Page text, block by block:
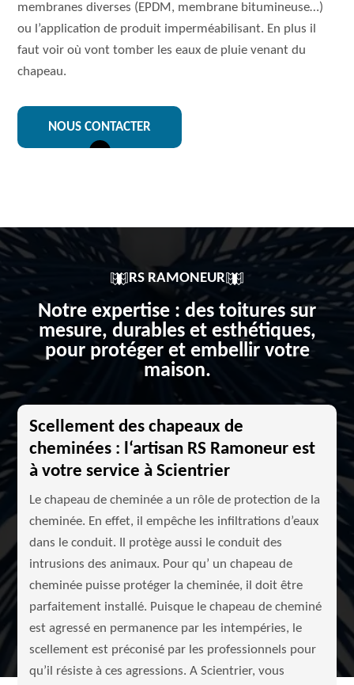
membranes diverses (EPDM, membrane bitumineuse…)
ou l’application de produit imperméabilisant. En plus il
faut voir où vont tomber les eaux de pluie venant du
chapeau.
NOUS CONTACTER
RS RAMONEUR
Notre expertise : des toitures sur
mesure, durables et esthétiques,
pour protéger et embellir votre
maison.
Scellement des chapeaux de
cheminées : l‘artisan RS Ramoneur est
à votre service à Scientrier
Le chapeau de cheminée a un rôle de protection de la
cheminée. En effet, il empêche les infiltrations d’eaux
dans le conduit. Il protège aussi le conduit des
intrusions des animaux. Pour qu’ un chapeau de
cheminée puisse protéger la cheminée, il doit être
parfaitement installé. Puisque le chapeau de cheminé
est agressé en permanence par les intempéries, le
scellement est préconisé par les professionnels pour
qu’il résiste à ces agressions. A Scientrier, vous